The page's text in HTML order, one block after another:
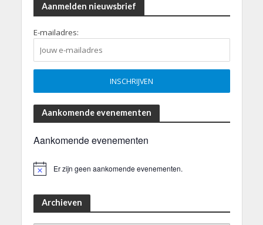
Aanmelden nieuwsbrief
E-mailadres:
Aankomende evenementen
Aankomende evenementen
Er zijn geen aankomende evenementen.
Archieven